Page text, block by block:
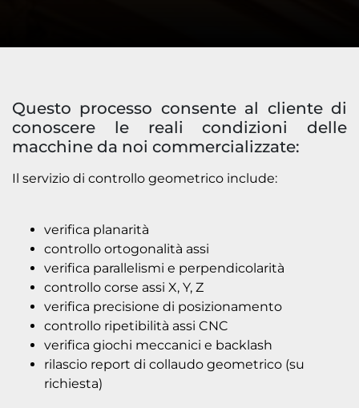
Questo processo consente al cliente di
conoscere le reali condizioni delle
macchine da noi commercializzate:
Il servizio di controllo geometrico include:
verifica planarità
controllo ortogonalità assi
verifica parallelismi e perpendicolarità
controllo corse assi X, Y, Z
verifica precisione di posizionamento
controllo ripetibilità assi CNC
verifica giochi meccanici e backlash
rilascio report di collaudo geometrico (su
richiesta)